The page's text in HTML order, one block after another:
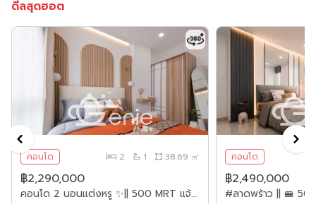
ดีลสุดฮอต
คอนโด 2 1 38.69 ㎡
฿2,290,000
คอนโด 2 นอนแต่งหรู ✨|| 500 MRT แจ้งวัฒนะ 14 || ผ่อนเพียง 6,xxx บาท || 🛍 10 นาที เซ็นทรัลพลาซา แจ้งวัฒนะ || 😋มีเซเว่นอยู่ใกล้โครงการเลย!!|| รหัส 3551
คอนโด
฿2,490,000